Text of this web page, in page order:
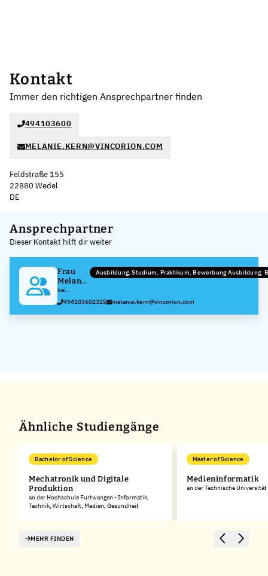
Kontakt
Immer den richtigen Ansprechpartner finden
494103600
MELANIE.KERN@VINCORION.COM
Feldstraße 155
22880 Wedel
DE
+
−
Ansprechpartner
Dieser Kontakt hilft dir weiter
Frau
Melanie
Kern
bei
VINCORION
Advanced
Systems
Ausbildung, Studium, Praktikum, Bewerbung Ausbildung,
494103602325 melanie.kern@vincorion.com
Ähnliche Studiengänge
Bachelor of Science
Mechatronik und Digitale
Produktion
an der Hochschule Furtwangen - Informatik,
Technik, Wirtschaft, Medien, Gesundheit
Master of Science
Medieninformatik
an der Technische Universität
MEHR FINDEN